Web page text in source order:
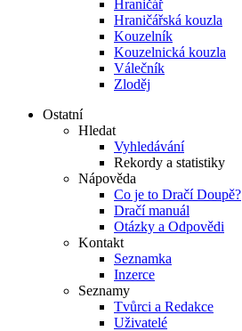
Hraničář
Hraničářská kouzla
Kouzelník
Kouzelnická kouzla
Válečník
Zloděj
Ostatní
Hledat
Vyhledávání
Rekordy a statistiky
Nápověda
Co je to Dračí Doupě?
Dračí manuál
Otázky a Odpovědi
Kontakt
Seznamka
Inzerce
Seznamy
Tvůrci a Redakce
Uživatelé